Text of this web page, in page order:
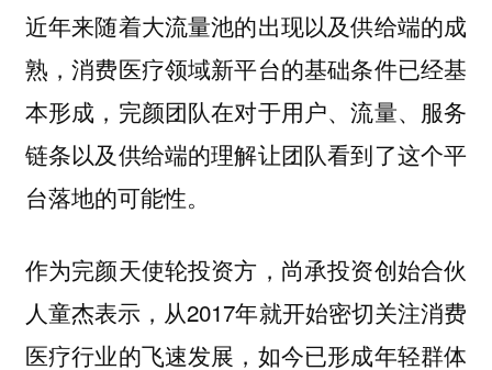
近年来随着大流量池的出现以及供给端的成
熟，消费医疗领域新平台的基础条件已经基
本形成，完颜团队在对于用户、流量、服务
链条以及供给端的理解让团队看到了这个平
台落地的可能性。
作为完颜天使轮投资方，尚承投资创始合伙
人童杰表示，从2017年就开始密切关注消费
医疗行业的飞速发展，如今已形成年轻群体